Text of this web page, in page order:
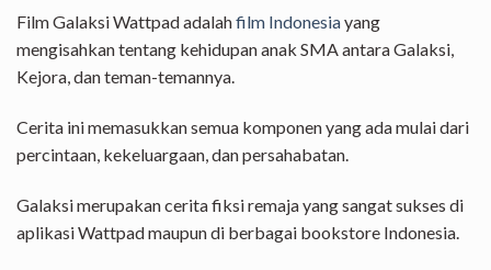
Film Galaksi Wattpad adalahfilm Indonesiayang
mengisahkan tentang kehidupan anak SMA antara Galaksi,
Kejora, dan teman-temannya.
Cerita ini memasukkan semua komponen yang ada mulai dari
percintaan, kekeluargaan, dan persahabatan.
Galaksi merupakan cerita fiksi remaja yang sangat sukses di
aplikasi Wattpad maupun di berbagai bookstore Indonesia.